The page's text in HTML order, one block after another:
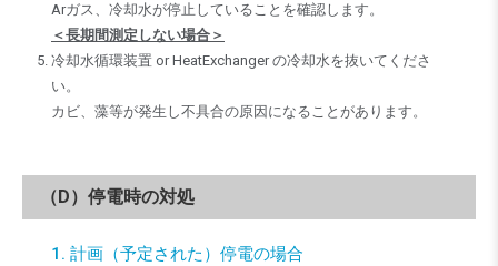
Arガス、冷却水が停止していることを確認します。
＜長期間測定しない場合＞
冷却水循環装置 or HeatExchanger の冷却水を抜いてくださ
い。
カビ、藻等が発生し不具合の原因になることがあります。
（D）停電時の対処
1. 計画（予定された）停電の場合